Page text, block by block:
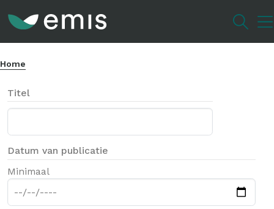
Home
Titel
Datum van publicatie
Minimaal